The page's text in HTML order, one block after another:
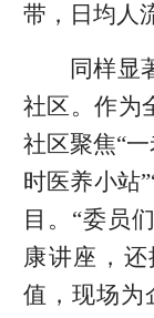
带，日均人
同样显
社区。作为
社区聚焦“
时医养小站
目。“委员
康讲座，
值，现场为